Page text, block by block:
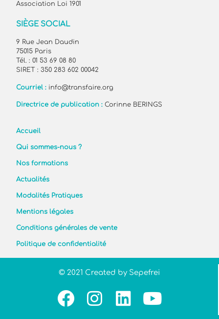
Association Loi 1901
SIÈGE SOCIAL
9 Rue Jean Daudin
75015 Paris
Tél. : 01 53 69 08 80
SIRET : 350 283 602 00042
Courriel : info@transfaire.org
Directrice de publication :Corinne BERINGS
Accueil
Qui sommes-nous ?
Nos formations
Actualités
Modalités Pratiques
Mentions légales
Conditions générales de vente
Politique de confidentialité
© 2021 Created by Sepefrei